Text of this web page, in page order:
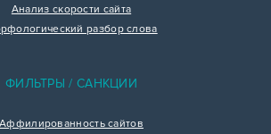
Анализ скорости сайта
разбор слова
ФИЛЬТРЫ / САНКЦИИ
Аффилированность сайтов